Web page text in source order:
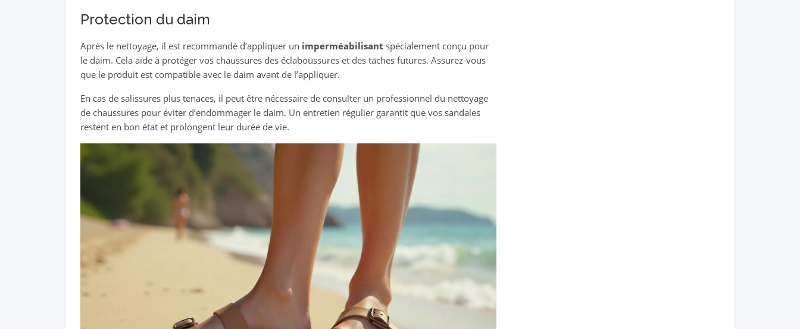
Protection du daim
Après le nettoyage, il est recommandé d’appliquer un imperméabilisant spécialement conçu pour
le daim. Cela aide à protéger vos chaussures des éclaboussures et des taches futures. Assurez-vous
que le produit est compatible avec le daim avant de l’appliquer.
En cas de salissures plus tenaces, il peut être nécessaire de consulter un professionnel du nettoyage
de chaussures pour éviter d’endommager le daim. Un entretien régulier garantit que vos sandales
restent en bon état et prolongent leur durée de vie.